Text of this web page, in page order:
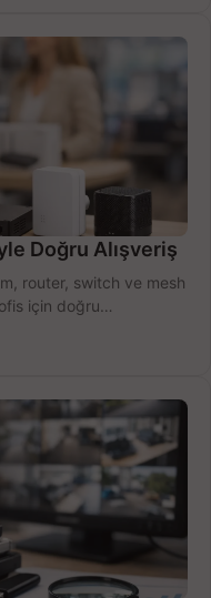
Doğru Alışveriş
router, switch ve mesh
için doğru